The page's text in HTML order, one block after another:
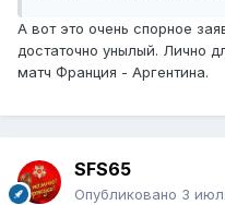
А вот это очень спорное
достаточно унылый. Лично
матч Франция - Аргентина.
SFS65
Опубликовано 3